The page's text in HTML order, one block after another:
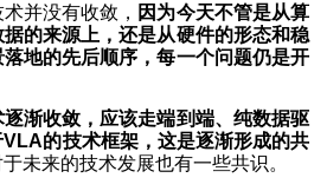
并没有收敛， 因为今天不管是从算
的来源上，还是从硬件的形态和稳
地的先后顺序，每一个问题仍是开
渐收敛，应该走端到端、纯数据驱
的技术框架，这是逐渐形成的共
未来的技术发展也有一些共识。